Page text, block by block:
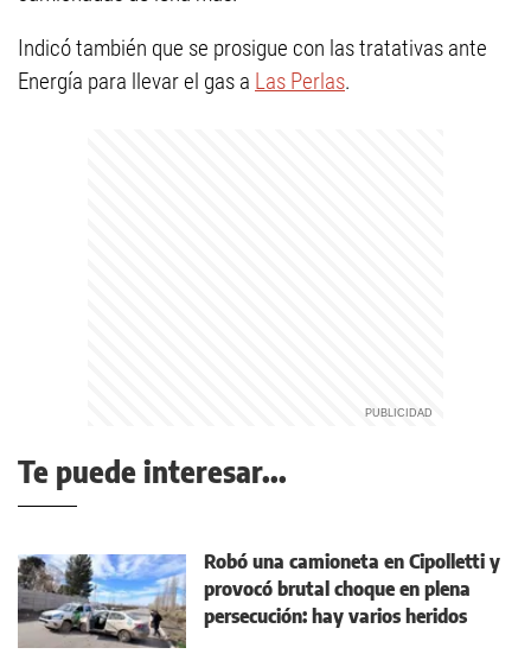
Indicó también que se prosigue con las tratativas ante
Energía para llevar el gas a Las Perlas.
Te puede interesar...
Robó una camioneta en Cipolletti y
provocó brutal choque en plena
persecución: hay varios heridos